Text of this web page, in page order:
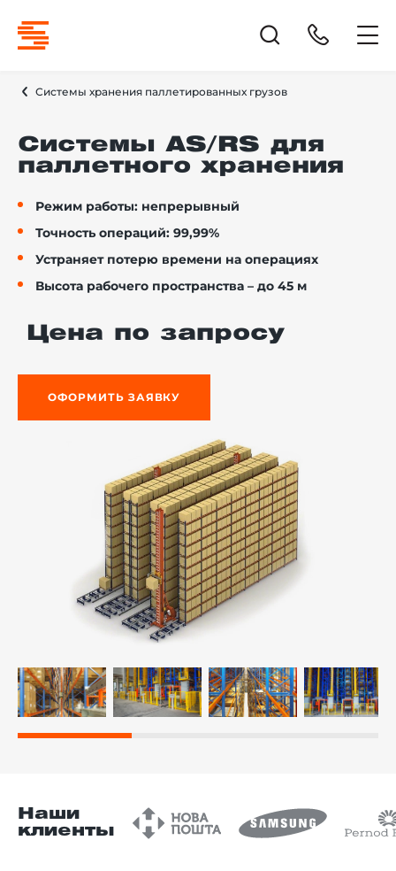
Системы хранения паллетированных грузов
Системы AS/RS для
паллетного хранения
Режим работы: непрерывный
Точность операций: 99,99%
Устраняет потерю времени на операциях
Высота рабочего пространства – до 45 м
Цена по запросу
ОФОРМИТЬ ЗАЯВКУ
Наши
клиенты